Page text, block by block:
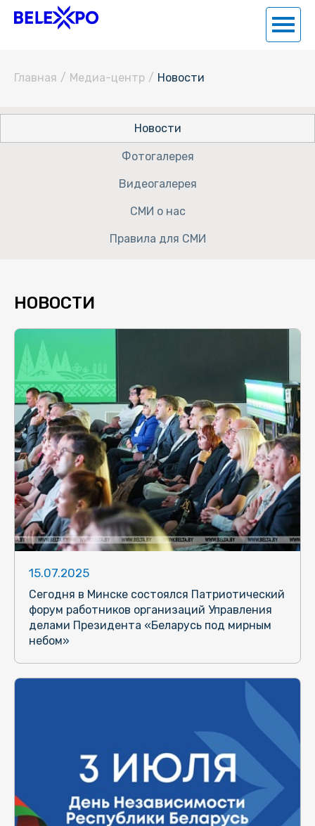
Главная / Медиа-центр / Новости
Новости
Фотогалерея
Видеогалерея
СМИ о нас
Правила для СМИ
НОВОСТИ
15.07.2025
Сегодня в Минске состоялся Патриотический
форум работников организаций Управления
делами Президента «Беларусь под мирным
небом»